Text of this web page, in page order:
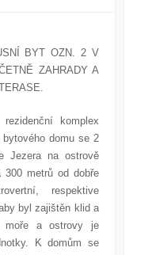
BYT OZN. 2 V
ZAHRADY A
komplex
domu se 2
Jezera na ostrově
300 metrů od dobře
respektive
byl zajištěn klid a
moře a ostrovy je
K domům se